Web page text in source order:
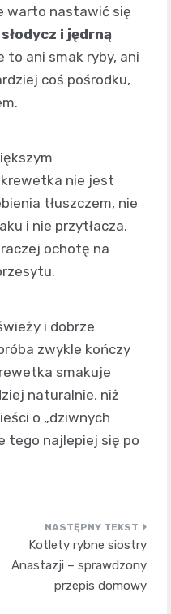
warto nastawić się
i jędrną
to ani smak ryby, ani
coś pośrodku,
nie jest
tłuszczem, nie
i nie przytłacza.
ochotę na
i dobrze
zwykle kończy
smakuje
naturalnie, niż
o „dziwnych
tego najlepiej się po
Kotlety rybne siostry
Anastazji – sprawdzony
przepis domowy